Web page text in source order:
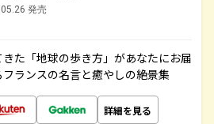
発売
た「地球の歩き方」があなたにお届
ランスの名言と癒やしの絶景集
詳細を見る